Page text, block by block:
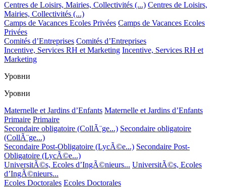
Centres de Loisirs, Mairies, Collectivités (...) Centres de Loisirs,
Mairies, Collectivités (...)
Camps de Vacances Ecoles Privées Camps de Vacances Ecoles
Privées
Comités d’Entreprises Comités d’Entreprises
Incentive, Services RH et Marketing Incentive, Services RH et
Marketing
Уровни
Уровни
Maternelle et Jardins d’Enfants Maternelle et Jardins d’Enfants
Primaire Primaire
Secondaire obligatoire (CollÃ¨ge...) Secondaire obligatoire
(CollÃ¨ge...)
Secondaire Post-Obligatoire (LycÃ©e...) Secondaire Post-
Obligatoire (LycÃ©e...)
UniversitÃ©s, Ecoles d’IngÃ©nieurs... UniversitÃ©s, Ecoles
d’IngÃ©nieurs...
Ecoles Doctorales Ecoles Doctorales